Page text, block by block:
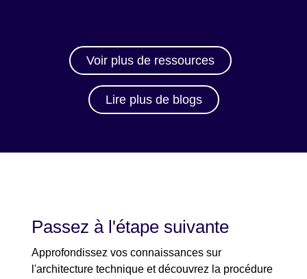
Voir plus de ressources
Lire plus de blogs
Passez à l'étape suivante
Approfondissez vos connaissances sur
l'architecture technique et découvrez la procédure